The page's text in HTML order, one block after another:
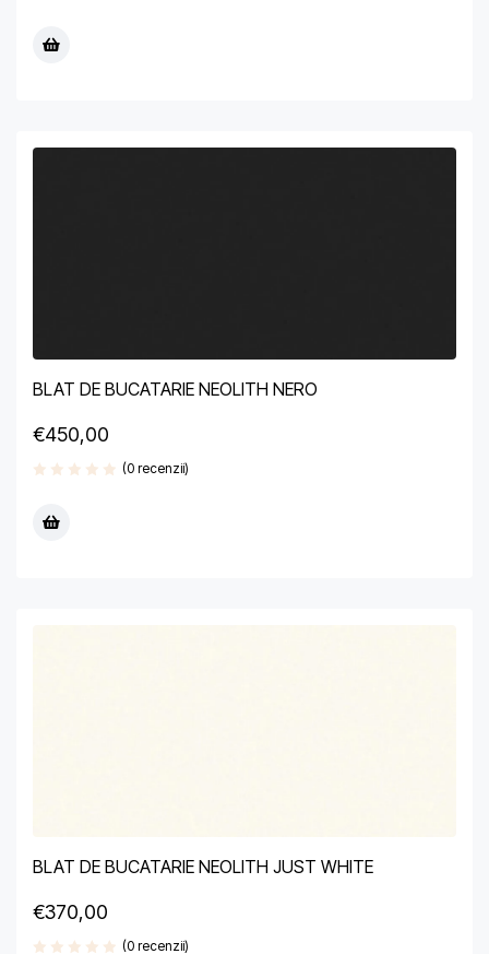
BLAT DE BUCATARIE NEOLITH NERO
€450,00
(0 recenzii)
BLAT DE BUCATARIE NEOLITH JUST WHITE
€370,00
(0 recenzii)